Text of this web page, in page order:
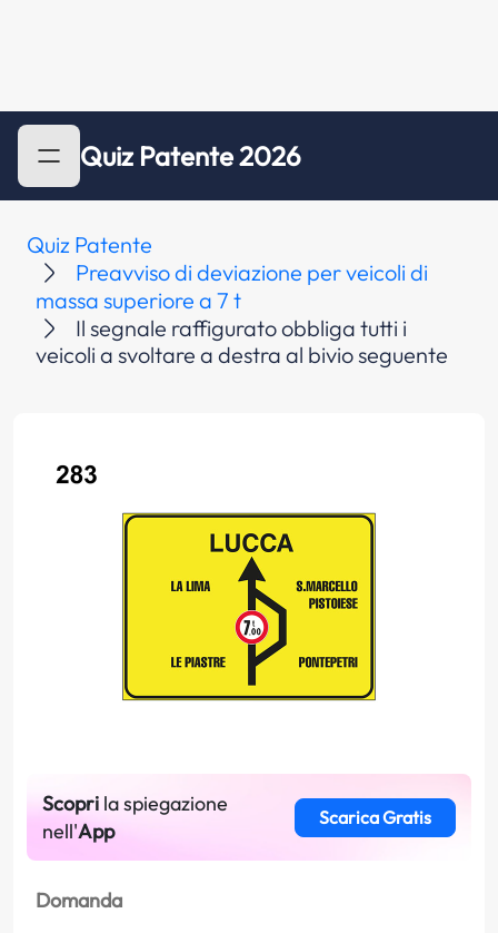
Quiz Patente 2026
Quiz Patente
Preavviso di deviazione per veicoli di
massa superiore a 7 t
Il segnale raffigurato obbliga tutti i
veicoli a svoltare a destra al bivio seguente
Scopri la spiegazione
nell'App
Scarica Gratis
Domanda